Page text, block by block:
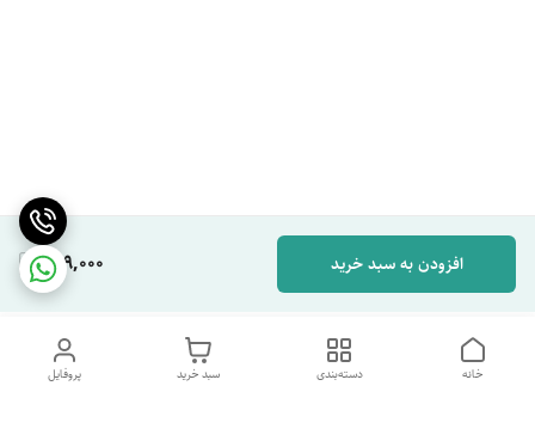
649,000 افزودن به سبد خرید
پروفایل سبد خرید دسته‌بندی خانه